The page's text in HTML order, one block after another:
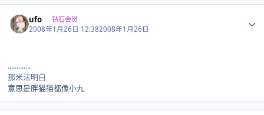
ufo 钻石会员
2008年1月26日 12:382008年1月26日
.............
那米法明白
意思是胖猫猫都像小九